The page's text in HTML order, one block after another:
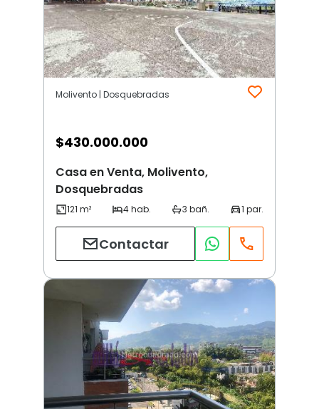
Molivento | Dosquebradas
$430.000.000
Casa en Venta, Molivento,
Dosquebradas
Contactar